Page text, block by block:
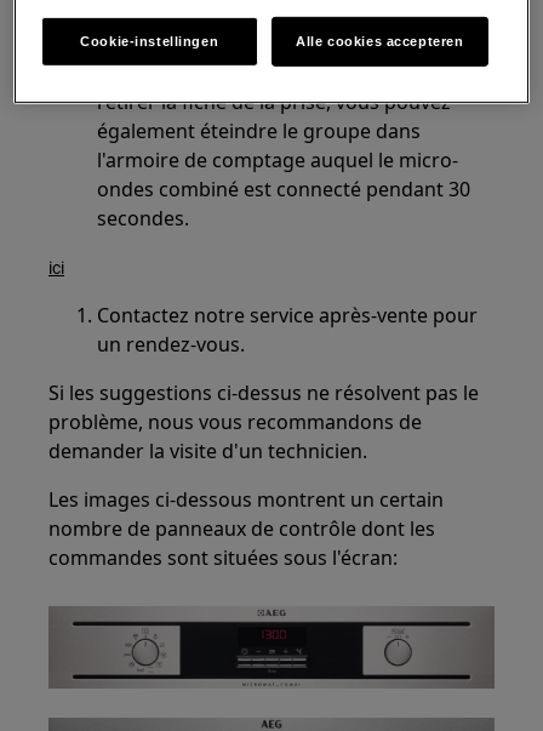
instructions du manuel d'utilisation. Vous
pouvez télécharger un manuel pour votre
appareil cliquez. S'il n'est pas possible de
retirer la fiche de la prise, vous pouvez
également éteindre le groupe dans
l'armoire de comptage auquel le micro-
ondes combiné est connecté pendant 30
secondes.
ici
Contactez notre service après-vente pour
un rendez-vous.
Si les suggestions ci-dessus ne résolvent pas le
problème, nous vous recommandons de
demander la visite d'un technicien.
Les images ci-dessous montrent un certain
nombre de panneaux de contrôle dont les
commandes sont situées sous l'écran:
Cookie-instellingen Alle cookies accepteren